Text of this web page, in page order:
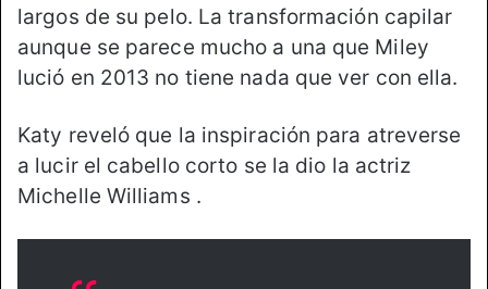
largos de su pelo. La transformación capilar
aunque se parece mucho a una que Miley
lució en 2013 no tiene nada que ver con ella.
Katy reveló que la inspiración para atreverse
a lucir el cabello corto se la dio la actriz
Michelle Williams .